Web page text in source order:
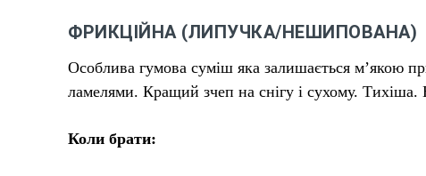
ФРИКЦІЙНА (ЛИПУЧКА/НЕШИПОВАНА)
Особлива гумова суміш яка залишається м’якою
ламелями. Кращий зчеп на снігу і сухому. Тихіша.
Коли брати: